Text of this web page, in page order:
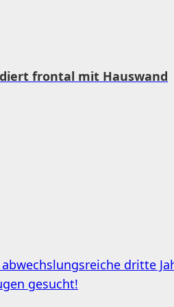
frontal mit Hauswand
dritte
gesucht!